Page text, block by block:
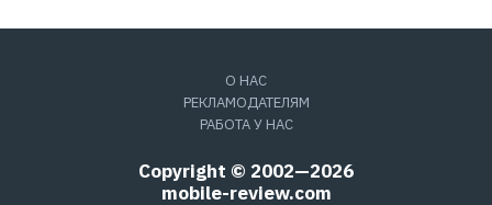
О НАС
РЕКЛАМОДАТЕЛЯМ
РАБОТА У НАС
Copyright © 2002—2026
mobile-review.com